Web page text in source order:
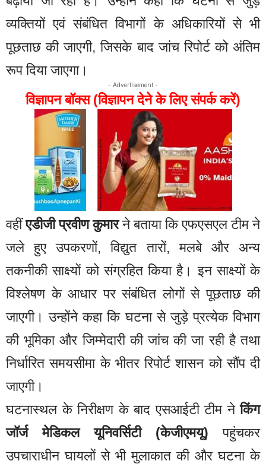
व्यक्तियों एवं संबंधित विभागों के अधिकारियों से भी
पूछताछ की जाएगी, जिसके बाद जांच रिपोर्ट को अंतिम
रूप दिया जाएगा।
- Advertisement -
विज्ञापन बॉक्स (विज्ञापन देने के लिए संपर्क करें)
वहींएडीजी प्रवीण कुमारने बताया कि एफएसएल टीम ने
जले हुए उपकरणों, विद्युत तारों, मलबे और अन्य
तकनीकी साक्ष्यों को संग्रहित किया है। इन साक्ष्यों के
विश्लेषण के आधार पर संबंधित लोगों से पूछताछ की
जाएगी। उन्होंने कहा कि घटना से जुड़े प्रत्येक विभाग
की भूमिका और जिम्मेदारी की जांच की जा रही है तथा
निर्धारित समयसीमा के भीतर रिपोर्ट शासन को सौंप दी
जाएगी।
घटनास्थल के निरीक्षण के बाद एसआईटी टीम नेकिंग
जॉर्ज मेडिकल यूनिवर्सिटी (केजीएमयू) पहुंचकर
उपचाराधीन घायलों से भी मुलाकात की और घटना के